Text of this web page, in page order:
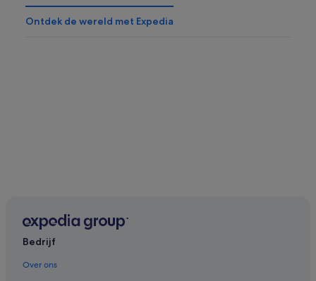
Ontdek de wereld met Expedia
Bedrijf
Over ons